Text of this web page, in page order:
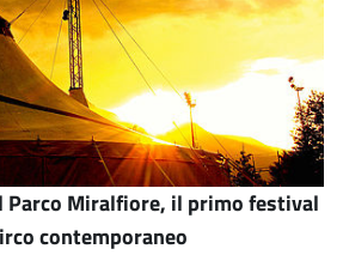
Parco Miralfiore, il primo festival
contemporaneo